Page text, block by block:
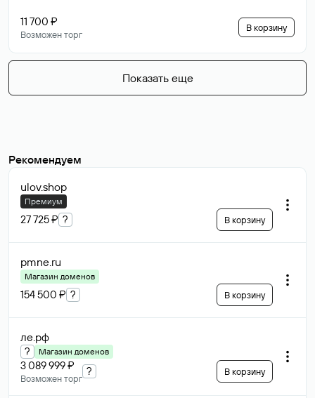
11 700 ₽
Возможен торг
В корзину
Показать еще
Рекомендуем
ulov.shop
Премиум
27 725 ₽ ? В корзину
pmne.ru
Магазин доменов
154 500 ₽ ? В корзину
ле.рф
? Магазин доменов
3 089 999 ₽
Возможен торг
? В корзину